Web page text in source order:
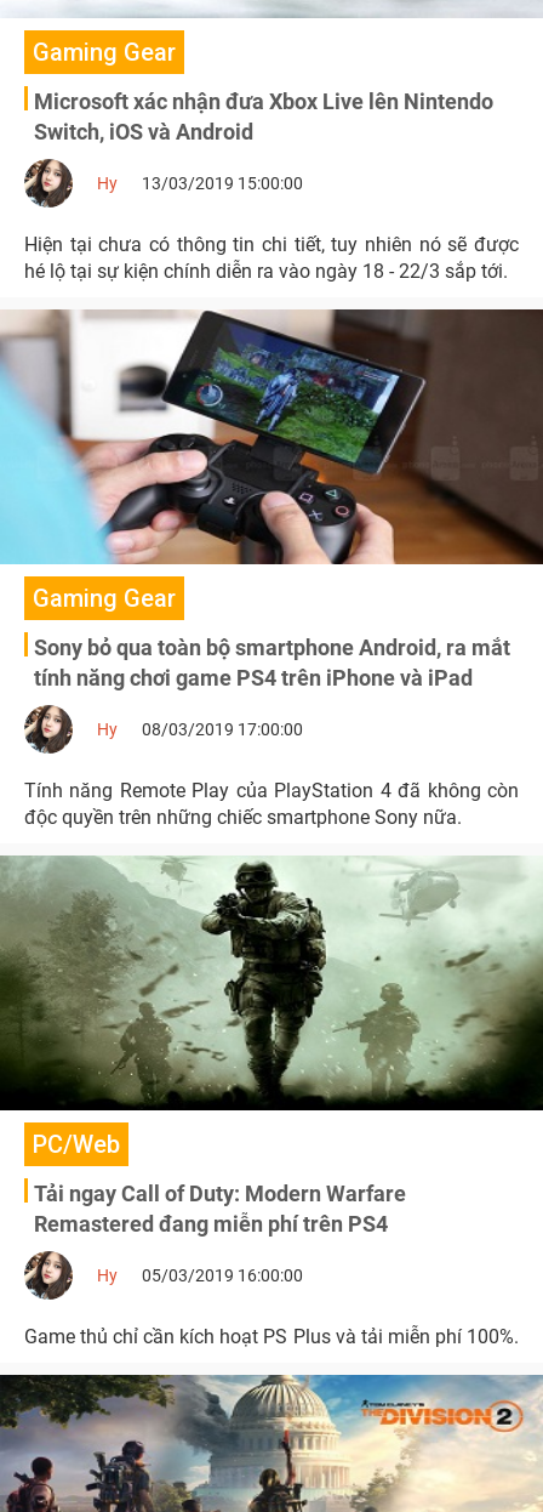
Gaming Gear
Microsoft xác nhận đưa Xbox Live lên Nintendo
Switch, iOS và Android
Hy 13/03/2019 15:00:00
Hiện tại chưa có thông tin chi tiết, tuy nhiên nó sẽ được
hé lộ tại sự kiện chính diễn ra vào ngày 18 - 22/3 sắp tới.
Gaming Gear
Sony bỏ qua toàn bộ smartphone Android, ra mắt
tính năng chơi game PS4 trên iPhone và iPad
Hy 08/03/2019 17:00:00
Tính năng Remote Play của PlayStation 4 đã không còn
độc quyền trên những chiếc smartphone Sony nữa.
PC/Web
Tải ngay Call of Duty: Modern Warfare
Remastered đang miễn phí trên PS4
Hy 05/03/2019 16:00:00
Game thủ chỉ cần kích hoạt PS Plus và tải miễn phí 100%.